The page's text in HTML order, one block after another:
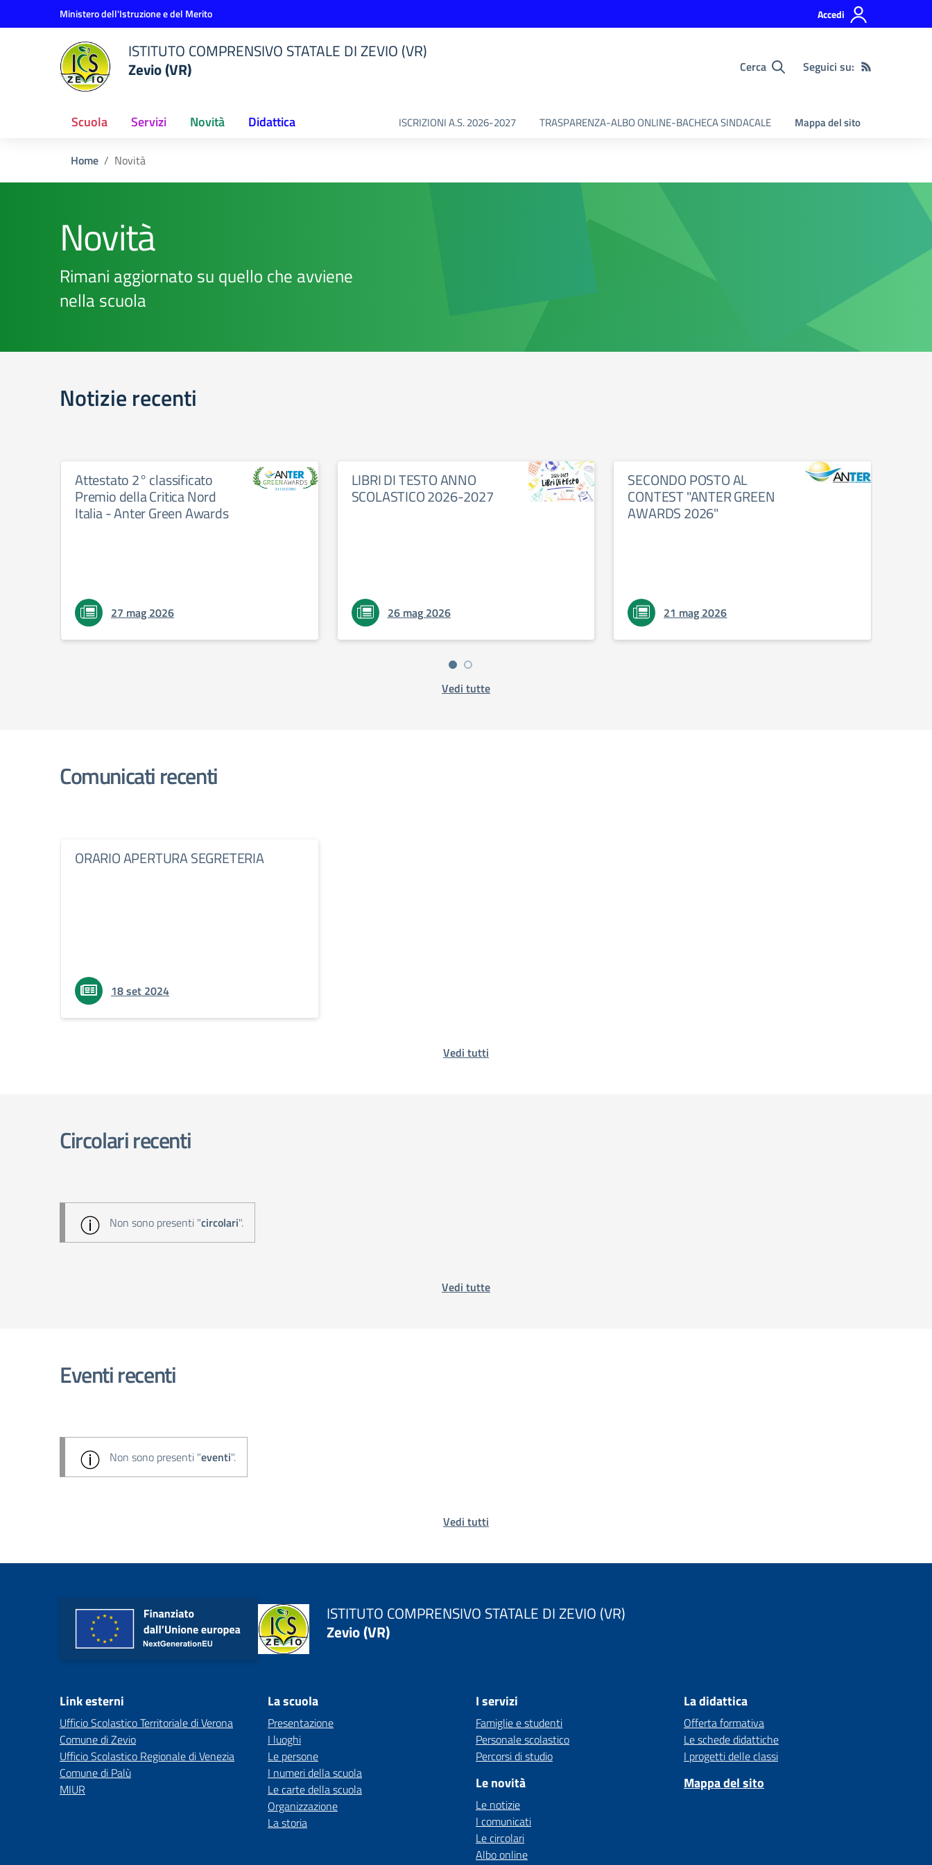
Vai ai contenuti
Vai al menu di navigazioneMinistero dell'Istruzione e del Merito Accedi
ISTITUTO COMPRENSIVO STATALE DI ZEVIO (VR)
Zevio (VR)
Cerca Seguici su:
Scuola Servizi Novità Didattica ISCRIZIONI A.S. 2026-2027 TRASPARENZA-ALBO ONLINE-BACHECA SINDACALE Mappa del sito
Home Novità
Novità
Rimani aggiornato su quello che avviene
nella scuola
Notizie recenti
Attestato 2° classificato
Premio della Critica Nord
Italia - Anter Green Awards
27 mag 2026
LIBRI DI TESTO ANNO
SCOLASTICO 2026-2027
26 mag 2026
SECONDO POSTO AL
CONTEST "ANTER GREEN
AWARDS 2026"
21 mag 2026
Vedi tutte
Comunicati recenti
ORARIO APERTURA SEGRETERIA
18 set 2024
Vedi tutti
Circolari recenti
Non sono presenti "circolari".
Vedi tutte
Eventi recenti
Non sono presenti "eventi".
Vedi tutti
ISTITUTO COMPRENSIVO STATALE DI ZEVIO (VR)
Zevio (VR)
Link esterni
Ufficio Scolastico Territoriale di Verona
Comune di Zevio
Ufficio Scolastico Regionale di Venezia
Comune di Palù
MIUR
La scuola
Presentazione
I luoghi
Le persone
I numeri della scuola
Le carte della scuola
Organizzazione
La storia
I servizi
Famiglie e studenti
Personale scolastico
Percorsi di studio
Le novità
Le notizie
I comunicati
Le circolari
Albo online
La didattica
Offerta formativa
Le schede didattiche
I progetti delle classi
Mappa del sito